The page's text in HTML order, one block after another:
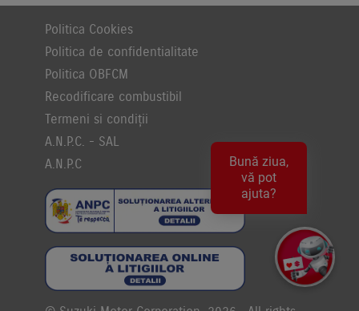
Politica Cookies
Politica de confidentialitate
Politica OBFCM
Recodificare combustibil
Termeni si condiții
A.N.P.C. - SAL
A.N.P.C
Bună ziua,
vă pot
ajuta?